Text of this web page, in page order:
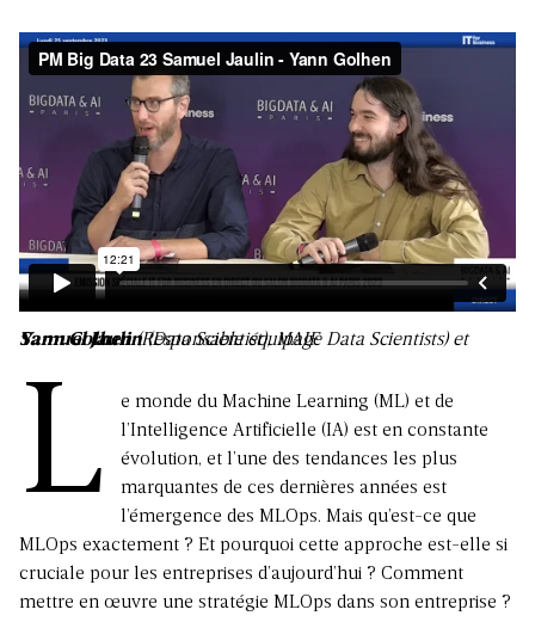
Yann Golhen(Responsable équipage Data Scientists) et
Samuel Jaulin(Data Scientist), MAIF
L
e monde du Machine Learning (ML) et de
l’Intelligence Artificielle (IA) est en constante
évolution, et l’une des tendances les plus
marquantes de ces dernières années est
l’émergence des MLOps. Mais qu’est-ce que
MLOps exactement ? Et pourquoi cette approche est-elle si
cruciale pour les entreprises d’aujourd’hui ? Comment
mettre en œuvre une stratégie MLOps dans son entreprise ?